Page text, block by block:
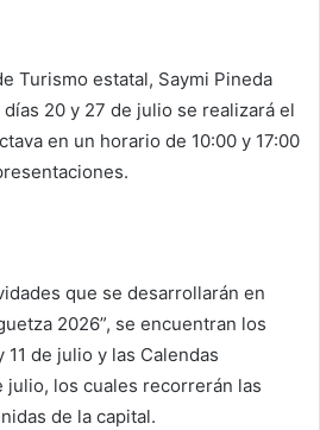
Turismo estatal, Saymi Pineda
20 y 27 de julio se realizará el
en un horario de 10:00 y 17:00
que se desarrollarán en
2026”, se encuentran los
11 de julio y las Calendas
julio, los cuales recorrerán las
de la capital.